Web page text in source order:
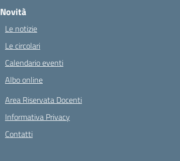
Novità
Le notizie
Le circolari
Calendario eventi
Albo online
Area Riservata Docenti
Informativa Privacy
Contatti